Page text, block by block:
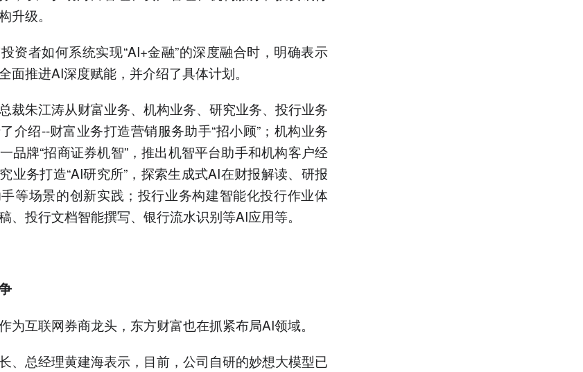
升级。
资者如何系统实现“AI+金融”的深度融合时，明确表示
面推进AI深度赋能，并介绍了具体计划。
裁朱江涛从财富业务、机构业务、研究业务、投行业务
介绍--财富业务打造营销服务助手“招小顾”；机构业务
品牌“招商证券机智”，推出机智平台助手和机构客户经
业务打造“AI研究所”，探索生成式AI在财报解读、研报
等场景的创新实践；投行业务构建智能化投行作业体
、投行文档智能撰写、银行流水识别等AI应用等。
为互联网券商龙头，东方财富也在抓紧布局AI领域。
、总经理黄建海表示，目前，公司自研的妙想大模型已